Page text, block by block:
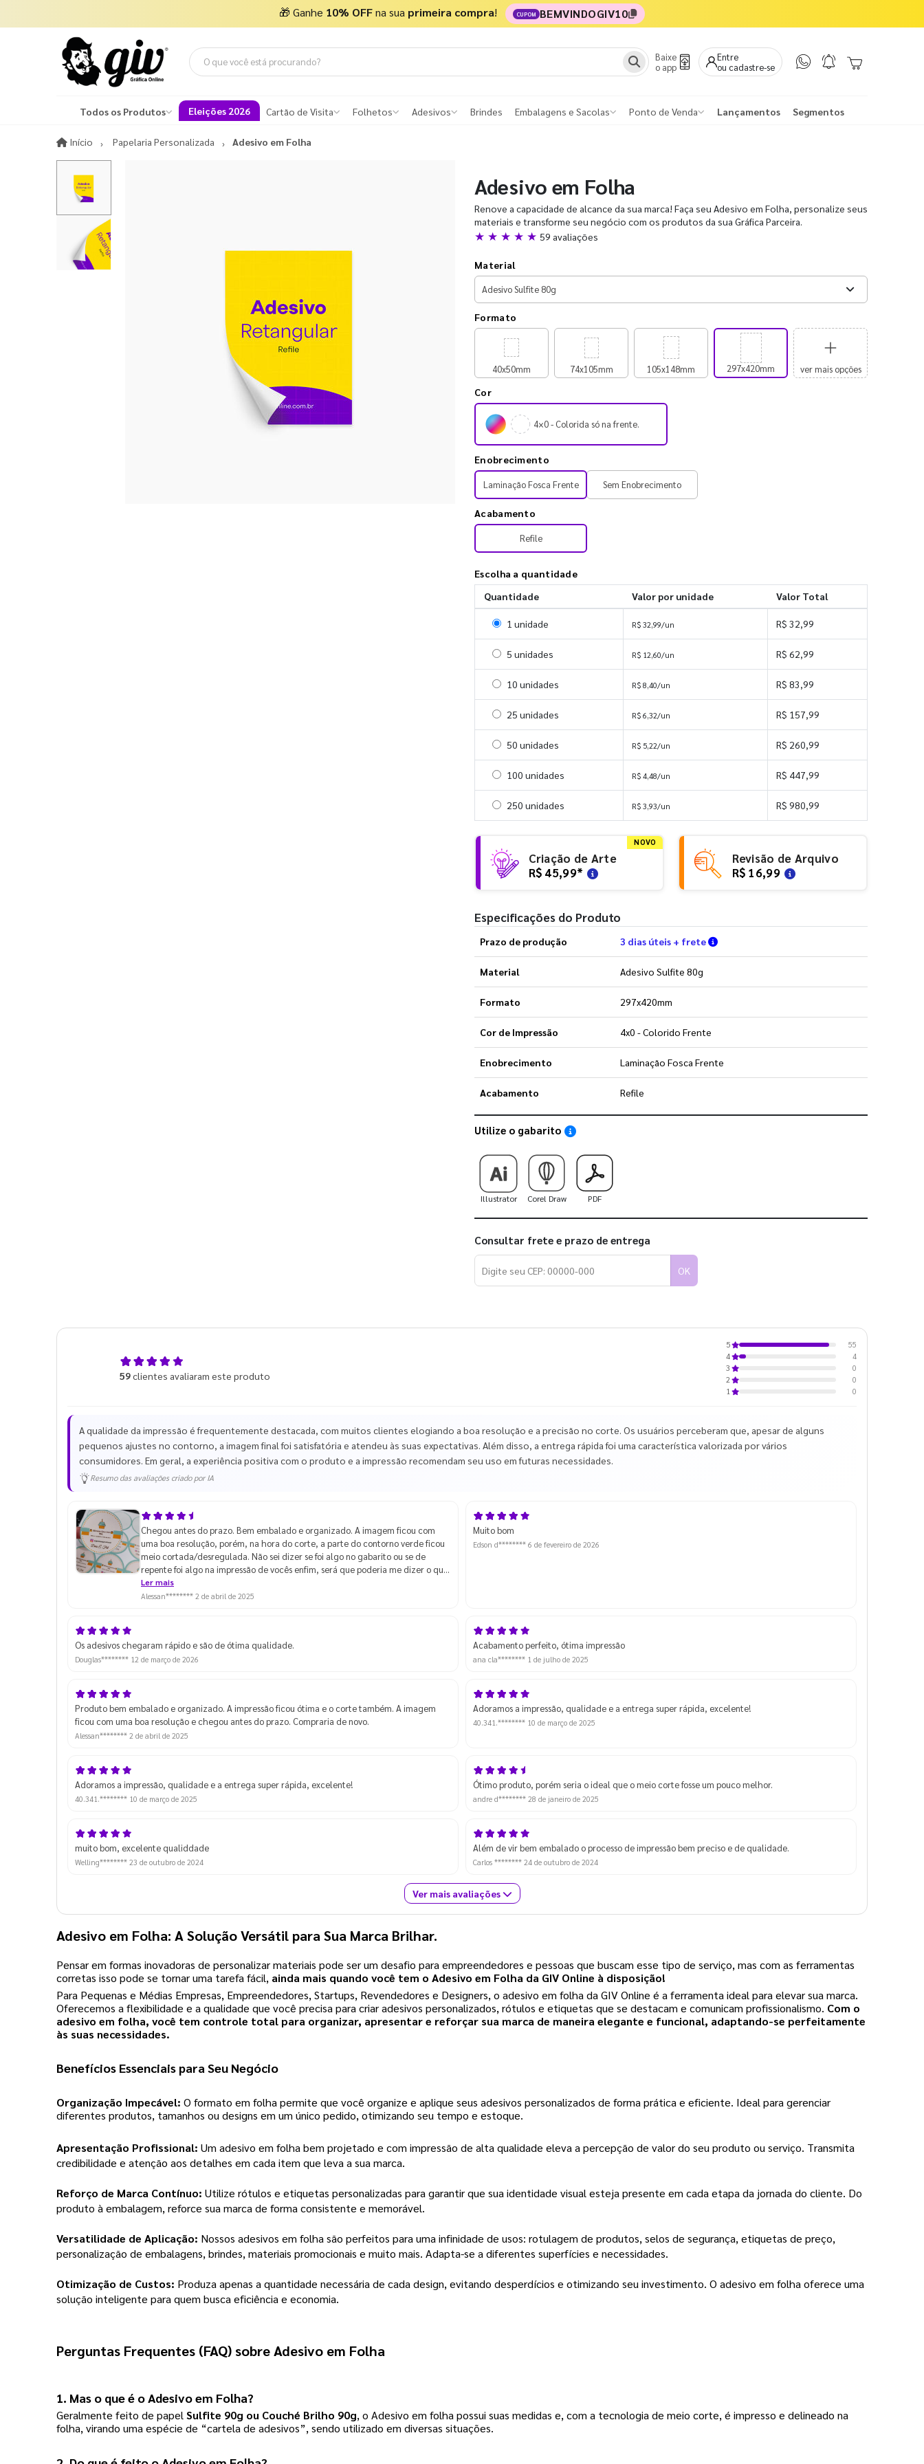
🎁 Ganhe 10% OFFna sua primeira compra! CUPOM BEMVINDOGIV10
Baixe
o app
Entre
ou cadastre-se
Todos os Produtos Eleições 2026 Cartão de Visita Folhetos Adesivos Brindes Embalagens e Sacolas Ponto de Venda Lançamentos Segmentos
Início InícioPapelaria Personalizada Adesivo em Folha
Adesivo em Folha
Renove a capacidade de alcance da sua marca! Faça seu Adesivo em Folha, personalize seus
materiais e transforme seu negócio com os produtos da sua Gráfica Parceira.
★ ★ ★ ★ ★ 59 avaliações
Material
Formato
40x50mm 74x105mm 105x148mm 297x420mm ver mais opções
Cor
4×0 - Colorida só na frente.
Enobrecimento
Laminação Fosca Frente Sem Enobrecimento
Acabamento
Refile
Escolha a quantidade
Quantidade
Valor por unidade Valor Total
Selecionar 1 unidade
1 unidade R$ 32,99/un R$ 32,99
Selecionar 5 unidades
5 unidades R$ 12,60/un R$ 62,99
Selecionar 10 unidades
10 unidades R$ 8,40/un R$ 83,99
Selecionar 25 unidades
25 unidades R$ 6,32/un R$ 157,99
Selecionar 50 unidades
50 unidades R$ 5,22/un R$ 260,99
Selecionar 100 unidades
100 unidades R$ 4,48/un R$ 447,99
Selecionar 250 unidades
250 unidades R$ 3,93/un R$ 980,99
NOVO
Criação de Arte
R$ 45,99*
Revisão de Arquivo
R$ 16,99
Especificações do Produto
Prazo de produção 3 dias úteis + frete Verifique as condições de entrega
Material Adesivo Sulfite 80g
Formato 297x420mm
Cor de Impressão 4x0 - Colorido Frente
Enobrecimento Laminação Fosca Frente
Acabamento Refile
Utilize o gabarito Saiba como utilizar os nossos gabaritos
Illustrator Corel Draw PDF
Consultar frete e prazo de entrega
OK
59clientes avaliaram este produto
5
55
4
4
3
0
2
0
1
0
A qualidade da impressão é frequentemente destacada, com muitos clientes elogiando a boa resolução e a precisão no corte. Os usuários perceberam que, apesar de alguns
pequenos ajustes no contorno, a imagem final foi satisfatória e atendeu às suas expectativas. Além disso, a entrega rápida foi uma característica valorizada por vários
consumidores. Em geral, a experiência positiva com o produto e a impressão recomendam seu uso em futuras necessidades.
Resumo das avaliações criado por IA
Chegou antes do prazo. Bem embalado e organizado. A imagem ficou com
uma boa resolução, porém, na hora do corte, a parte do contorno verde ficou
meio cortada/desregulada. Não sei dizer se foi algo no gabarito ou se de
repente foi algo na impressão de vocês enfim, será que poderia me dizer o que
pode ter acontecido, me dar alguma dica? De qualquer modo ainda sim
compraria novamente pois são ajustes que podemos melhorar. Mas apesar
Ler mais
Alessan******** 2 de abril de 2025
Muito bom
Edson d******** 6 de fevereiro de 2026
Os adesivos chegaram rápido e são de ótima qualidade.
Douglas******** 12 de março de 2026
Acabamento perfeito, ótima impressão
ana cla******** 1 de julho de 2025
Produto bem embalado e organizado. A impressão ficou ótima e o corte também. A imagem
ficou com uma boa resolução e chegou antes do prazo. Compraria de novo.
Alessan******** 2 de abril de 2025
Adoramos a impressão, qualidade e a entrega super rápida, excelente!
40.341.******** 10 de março de 2025
Adoramos a impressão, qualidade e a entrega super rápida, excelente!
40.341.******** 10 de março de 2025
Ótimo produto, porém seria o ideal que o meio corte fosse um pouco melhor.
andre d******** 28 de janeiro de 2025
muito bom, excelente qualiddade
Welling******** 23 de outubro de 2024
Além de vir bem embalado o processo de impressão bem preciso e de qualidade.
Carlos ******** 24 de outubro de 2024
Ver mais avaliações
Adesivo em Folha: A Solução Versátil para Sua Marca Brilhar.
Pensar em formas inovadoras de personalizar materiais pode ser um desafio para empreendedores e pessoas que buscam esse tipo de serviço, mas com as ferramentas
corretas isso pode se tornar uma tarefa fácil, ainda mais quando você tem o Adesivo em Folha da GIV Online à disposição!
Para Pequenas e Médias Empresas, Empreendedores, Startups, Revendedores e Designers, o adesivo em folha da GIV Online é a ferramenta ideal para elevar sua marca.
Oferecemos a flexibilidade e a qualidade que você precisa para criar adesivos personalizados, rótulos e etiquetas que se destacam e comunicam profissionalismo. Com o
adesivo em folha, você tem controle total para organizar, apresentar e reforçar sua marca de maneira elegante e funcional, adaptando-se perfeitamente
às suas necessidades.
Benefícios Essenciais para Seu Negócio
Organização Impecável: O formato em folha permite que você organize e aplique seus adesivos personalizados de forma prática e eficiente. Ideal para gerenciar
diferentes produtos, tamanhos ou designs em um único pedido, otimizando seu tempo e estoque.
Apresentação Profissional: Um adesivo em folha bem projetado e com impressão de alta qualidade eleva a percepção de valor do seu produto ou serviço. Transmita
credibilidade e atenção aos detalhes em cada item que leva a sua marca.
Reforço de Marca Contínuo: Utilize rótulos e etiquetas personalizadas para garantir que sua identidade visual esteja presente em cada etapa da jornada do cliente. Do
produto à embalagem, reforce sua marca de forma consistente e memorável.
Versatilidade de Aplicação: Nossos adesivos em folha são perfeitos para uma infinidade de usos: rotulagem de produtos, selos de segurança, etiquetas de preço,
personalização de embalagens, brindes, materiais promocionais e muito mais. Adapta-se a diferentes superfícies e necessidades.
Otimização de Custos: Produza apenas a quantidade necessária de cada design, evitando desperdícios e otimizando seu investimento. O adesivo em folha oferece uma
solução inteligente para quem busca eficiência e economia.
Perguntas Frequentes (FAQ) sobre Adesivo em Folha
1. Mas o que é o Adesivo em Folha?
Geralmente feito de papel Sulfite 90g ou Couché Brilho 90g, o Adesivo em folha possui suas medidas e, com a tecnologia de meio corte, é impresso e delineado na
folha, virando uma espécie de “cartela de adesivos”, sendo utilizado em diversas situações.